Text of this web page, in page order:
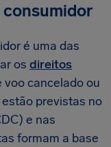
consumidor
é uma das
os direitos
voo cancelado ou
previstas no
e nas
formam a base